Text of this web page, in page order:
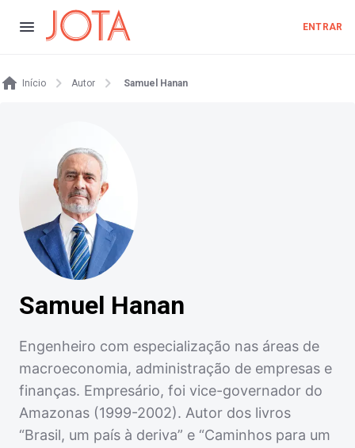
ENTRAR
Início Autor Samuel Hanan
Samuel Hanan
Engenheiro com especialização nas áreas de
macroeconomia, administração de empresas e
finanças. Empresário, foi vice-governador do
Amazonas (1999-2002). Autor dos livros
“Brasil, um país à deriva” e “Caminhos para um